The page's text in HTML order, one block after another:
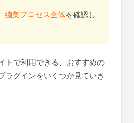
編集プロセス全体を確認し
トで利用できる、おすすめの
ラグインをいくつか見ていき